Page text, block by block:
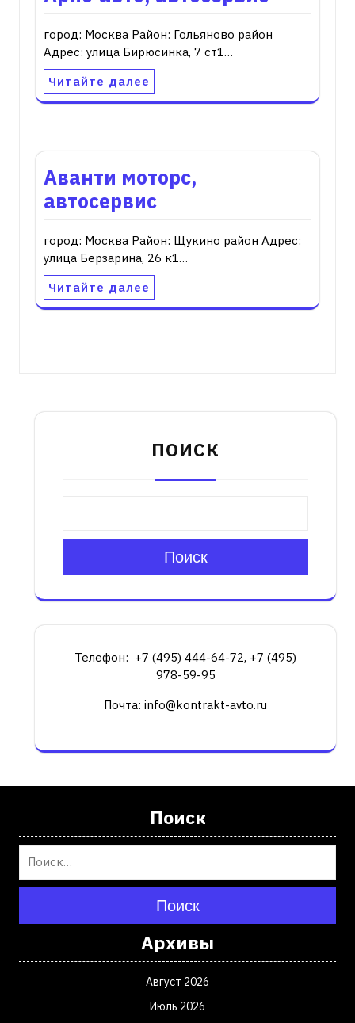
город: Москва Район: Гольяново район
Адрес: улица Бирюсинка, 7 ст1…
Читайте далее
Аванти моторс,
автосервис
город: Москва Район: Щукино район Адрес:
улица Берзарина, 26 к1…
Читайте далее
ПОИСК
Поиск
Телефон: +7 (495) 444-64-72, +7 (495)
978-59-95
Почта: info@kontrakt-avto.ru
Поиск
Поиск
Архивы
Август 2026
Июль 2026